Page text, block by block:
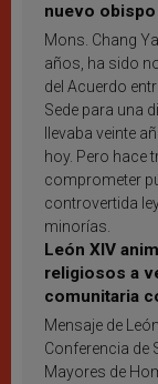
nuevo obispo
Mons. Chang
años, ha sido
del Acuerdo
Sede para una
llevaba veinte
hoy. Pero hace
comprometer
controvertida
minorías.
León XIV
religiosos a
comunitaria
inspiración y
Mensaje de
Conferencia de
Mayores de